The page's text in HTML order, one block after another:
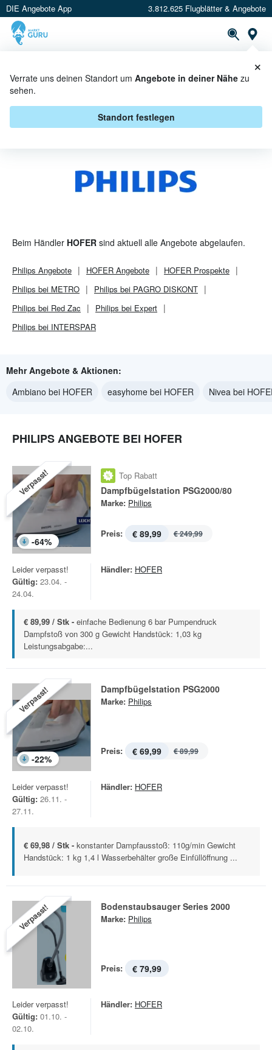
DIE Angebote App 3.812.625 Flugblätter & Angebote
Verrate uns deinen Standort um Angebote in deiner Nähe zu
sehen.
Standort festlegen
×
PHILIPS BEI HOFER - ANGEBOTE
& AKTIONEN
Beim Händler HOFER sind aktuell alle Angebote abgelaufen.
Philips Angebote HOFER Angebote HOFER Prospekte
Philips bei METRO
Philips bei PAGRO DISKONT
Philips bei Red Zac
Philips bei Expert
Philips bei INTERSPAR
Mehr Angebote & Aktionen:
Ambiano bei HOFER
easyhome bei HOFER Nivea bei
PHILIPS ANGEBOTE BEI HOFER
Verpasst!
-64%
Top Rabatt
Dampfbügelstation PSG2000/80
Marke: Philips
Preis: € 89,99 € 249,99
Leider verpasst!
Gültig: 23.04. -
24.04.
Händler: HOFER
€ 89,99 / Stk - einfache Bedienung 6 bar Pumpendruck
Dampfstoß von 300 g Gewicht Handstück: 1,03 kg
Leistungsabgabe:...
Verpasst!
-22%
Dampfbügelstation PSG2000
Marke: Philips
Preis: € 69,99 € 89,99
Leider verpasst!
Gültig: 26.11. -
27.11.
Händler: HOFER
€ 69,98 / Stk - konstanter Dampfausstoß: 110g/min Gewicht
Handstück: 1 kg 1,4 l Wasserbehälter große Einfüllöffnung ...
Verpasst! Bodenstaubsauger Series 2000
Marke: Philips
Preis: € 79,99
Leider verpasst!
Gültig: 01.10. -
02.10.
Händler: HOFER